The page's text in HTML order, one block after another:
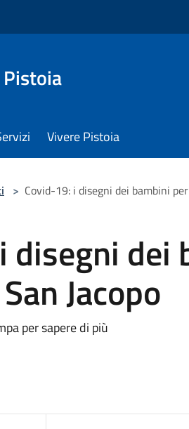
Vivere Pistoia
> Covid-19: i disegni dei bambini
disegni dei
Jacopo
per sapere di più